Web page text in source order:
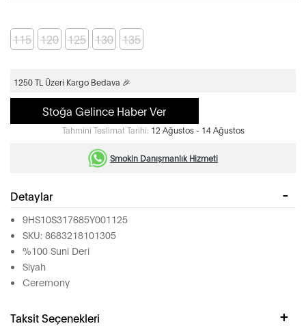
115 120 125 130 135
1250 TL Üzeri Kargo Bedava 🎉
Stoğa Gelince Haber Ver
Tahmini Teslimat Tarihi: 12 Ağustos - 14 Ağustos
Smokin Danışmanlık Hizmeti
Detaylar
9HS10S317685Y001125
SKU: 8683218101305
%100 Suni Deri
Siyah
Ceremony
Taksit Seçenekleri